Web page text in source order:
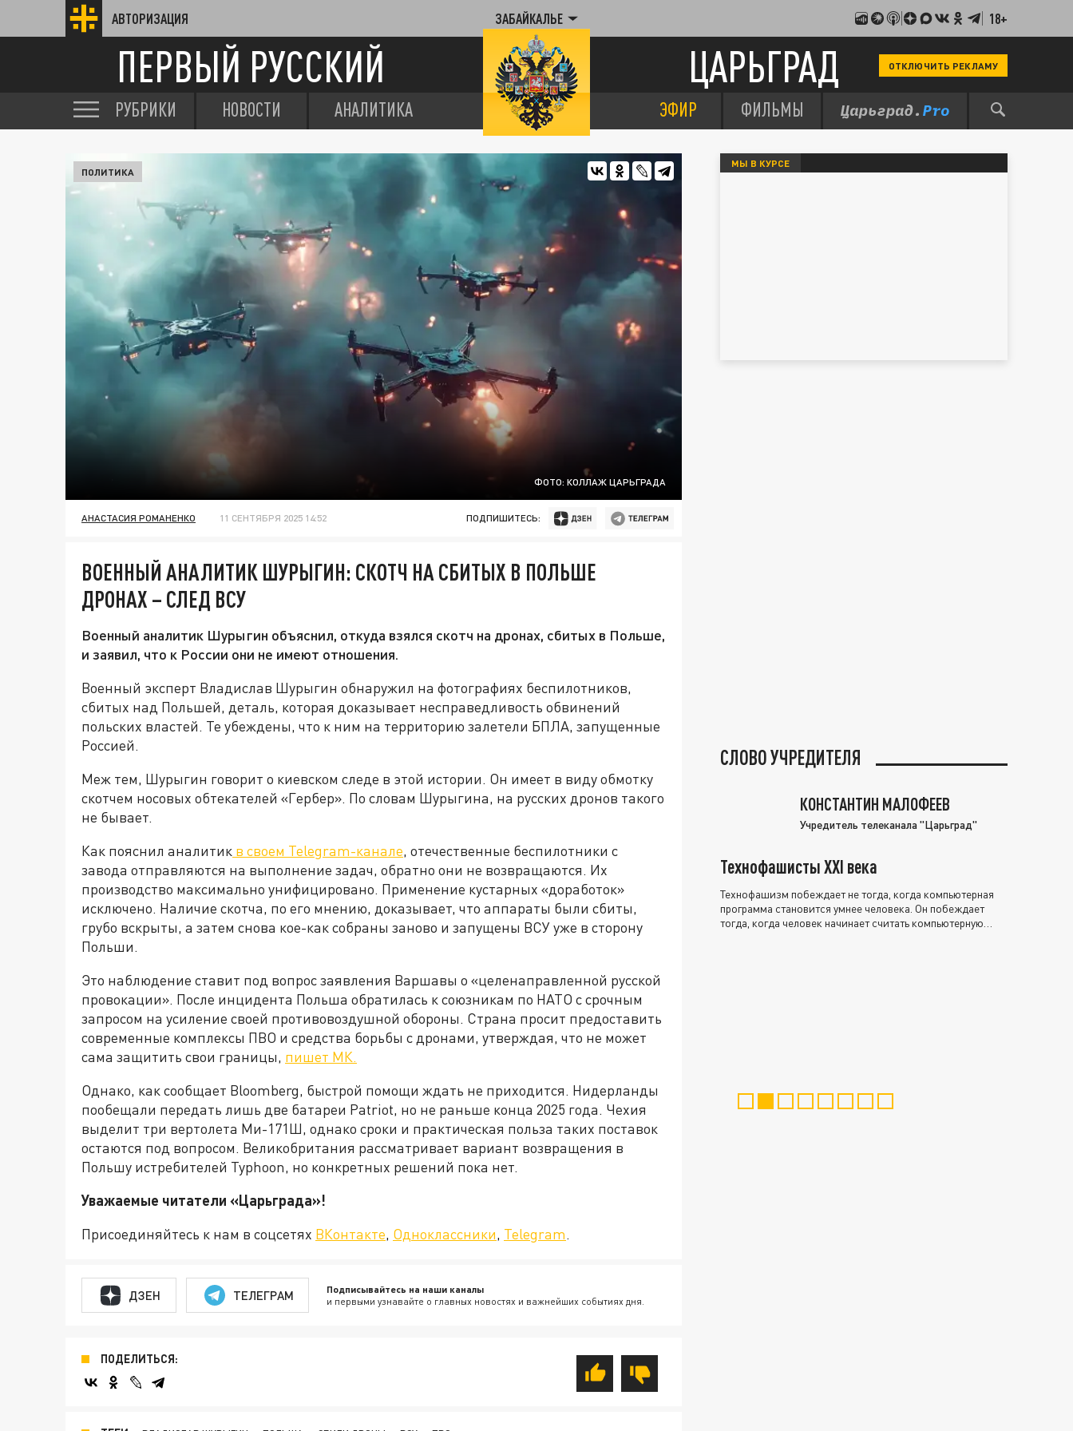
АВТОРИЗАЦИЯ ЗАБАЙКАЛЬЕ 18+
ПЕРВЫЙ РУССКИЙ ЦАРЬГРАД ОТКЛЮЧИТЬ РЕКЛАМУ
РУБРИКИ НОВОСТИ АНАЛИТИКА ЭФИР ФИЛЬМЫ
ФОТО: КОЛЛАЖ ЦАРЬГРАДА
ПОЛИТИКА
АНАСТАСИЯ РОМАНЕНКО 11 СЕНТЯБРЯ 2025 14:52 ПОДПИШИТЕСЬ:
ВОЕННЫЙ АНАЛИТИК ШУРЫГИН: СКОТЧ НА СБИТЫХ В ПОЛЬШЕ
ДРОНАХ – СЛЕД ВСУ
Военный аналитик Шурыгин объяснил, откуда взялся скотч на дронах, сбитых в Польше,
и заявил, что к России они не имеют отношения.
Военный эксперт Владислав Шурыгин обнаружил на фотографиях беспилотников,
сбитых над Польшей, деталь, которая доказывает несправедливость обвинений
польских властей. Те убеждены, что к ним на территорию залетели БПЛА, запущенные
Россией.
Меж тем, Шурыгин говорит о киевском следе в этой истории. Он имеет в виду обмотку
скотчем носовых обтекателей «Гербер». По словам Шурыгина, на русских дронов такого
не бывает.
Как пояснил аналитик в своем Telegram-канале, отечественные беспилотники с
завода отправляются на выполнение задач, обратно они не возвращаются. Их
производство максимально унифицировано. Применение кустарных «доработок»
исключено. Наличие скотча, по его мнению, доказывает, что аппараты были сбиты,
грубо вскрыты, а затем снова кое-как собраны заново и запущены ВСУ уже в сторону
Польши.
Это наблюдение ставит под вопрос заявления Варшавы о «целенаправленной русской
провокации». После инцидента Польша обратилась к союзникам по НАТО с срочным
запросом на усиление своей противовоздушной обороны. Страна просит предоставить
современные комплексы ПВО и средства борьбы с дронами, утверждая, что не может
сама защитить свои границы, пишет МК.
Однако, как сообщает Bloomberg, быстрой помощи ждать не приходится. Нидерланды
пообещали передать лишь две батареи Patriot, но не раньше конца 2025 года. Чехия
выделит три вертолета Ми-171Ш, однако сроки и практическая польза таких поставок
остаются под вопросом. Великобритания рассматривает вариант возвращения в
Польшу истребителей Typhoon, но конкретных решений пока нет.
Уважаемые читатели «Царьграда»!
Присоединяйтесь к нам в соцсетях ВКонтакте, Одноклассники, Telegram.
ДЗЕН ТЕЛЕГРАМ Подписывайтесь на наши каналы
и первыми узнавайте о главных новостях и важнейших событиях дня.
ПОДЕЛИТЬСЯ:
МЫ В КУРСЕ
СЛОВО УЧРЕДИТЕЛЯ
КОНСТАНТИН МАЛОФЕЕВ
Учредитель телеканала "Царьград"
Технофашисты XXI века
Технофашизм побеждает не тогда, когда компьютерная
программа становится умнее человека. Он побеждает
тогда, когда человек начинает считать компьютерную